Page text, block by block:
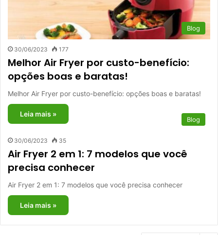
Blog
30/06/2023 177
Melhor Air Fryer por custo-benefício:
opções boas e baratas!
Melhor Air Fryer por custo-benefício: opções boas e baratas!
Leia mais »
Blog
30/06/2023 35
Air Fryer 2 em 1: 7 modelos que você
precisa conhecer
Air Fryer 2 em 1: 7 modelos que você precisa conhecer
Leia mais »